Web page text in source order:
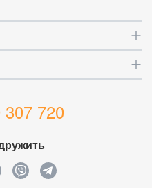
307 720